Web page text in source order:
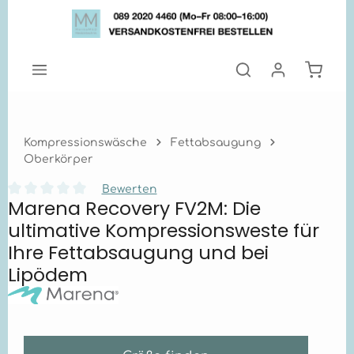
Zum Hauptinhalt springen
Kompressionswäsche
Fettabsaugung
Oberkörper
Durchschnittliche Bewertung von 0 von 5 Sternen
Bewerten
Marena Recovery FV2M: Die
ultimative Kompressionsweste für
Ihre Fettabsaugung und bei
Lipödem